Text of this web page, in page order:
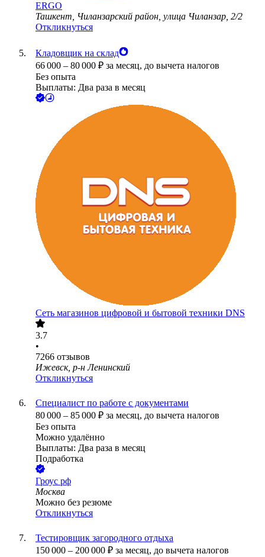
ERGO
Ташкент, Чиланзарский район, улица Чиланзар, 2/2
Откликнуться
Кладовщик на склад
66 000 – 80 000 ₽ за месяц, до вычета налогов
Без опыта
Выплаты: Два раза в месяц
Сеть магазинов цифровой и бытовой техники DNS
3.7
•
7266 отзывов
Ижевск, р-н Ленинский
Откликнуться
Специалист по работе с документами
80 000 – 85 000 ₽ за месяц, до вычета налогов
Без опыта
Можно удалённо
Выплаты: Два раза в месяц
Подработка
Гроус рф
Москва
Можно без резюме
Откликнуться
Тестировщик загородного отдыха
150 000 – 200 000 ₽ за месяц, до вычета налогов